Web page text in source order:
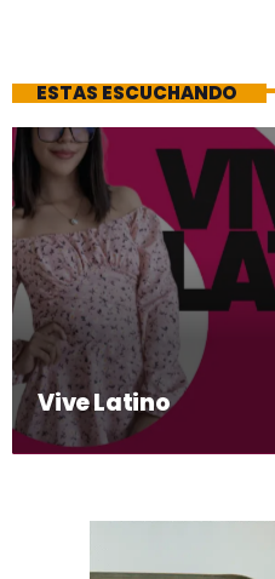
ESTAS ESCUCHANDO
Vive Latino